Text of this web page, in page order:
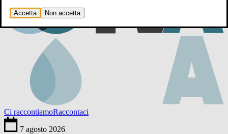
Ci raccontiamoRaccontaci
7 agosto 2026
Accetta Non accetta